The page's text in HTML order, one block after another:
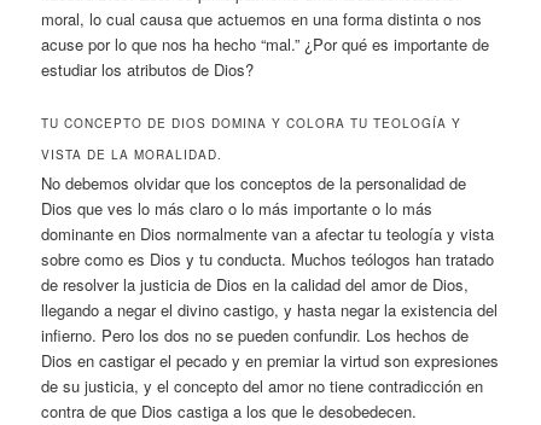
moral, lo cual causa que actuemos en una forma distinta o nos
acuse por lo que nos ha hecho “mal.” ¿Por qué es importante de
estudiar los atributos de Dios?
TU CONCEPTO DE DIOS DOMINA Y COLORA TU TEOLOGÍA Y
VISTA DE LA MORALIDAD.
No debemos olvidar que los conceptos de la personalidad de
Dios que ves lo más claro o lo más importante o lo más
dominante en Dios normalmente van a afectar tu teología y vista
sobre como es Dios y tu conducta. Muchos teólogos han tratado
de resolver la justicia de Dios en la calidad del amor de Dios,
llegando a negar el divino castigo, y hasta negar la existencia del
infierno. Pero los dos no se pueden confundir. Los hechos de
Dios en castigar el pecado y en premiar la virtud son expresiones
de su justicia, y el concepto del amor no tiene contradicción en
contra de que Dios castiga a los que le desobedecen.